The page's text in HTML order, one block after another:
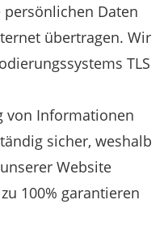
Daten
übertragen. Wir
TLS
von Informationen
sicher, weshalb
Website
100% garantieren